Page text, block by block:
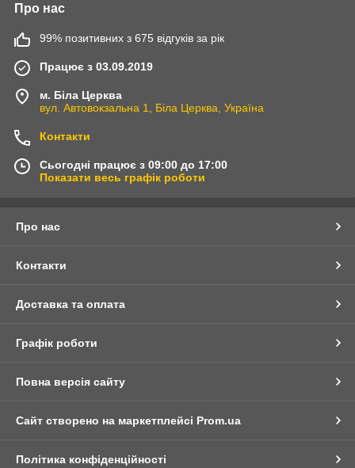
Про нас
99% позитивних з 675 відгуків за рік
Працює з 03.09.2019
м. Біла Церква
вул. Автовокзальна 1, Біла Церква, Україна
Контакти
Сьогодні працює з 09:00 до 17:00
Показати весь графік роботи
Про нас
Контакти
Доставка та оплата
Графік роботи
Повна версія сайту
Сайт створено на маркетплейсі Prom.ua
Політика конфіденційності